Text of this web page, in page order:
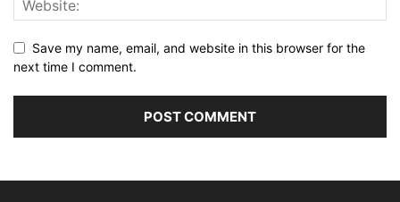
Save my name, email, and website in this browser for the
next time I comment.